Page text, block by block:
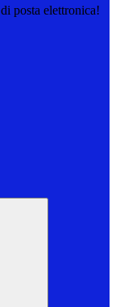
posta elettronica!